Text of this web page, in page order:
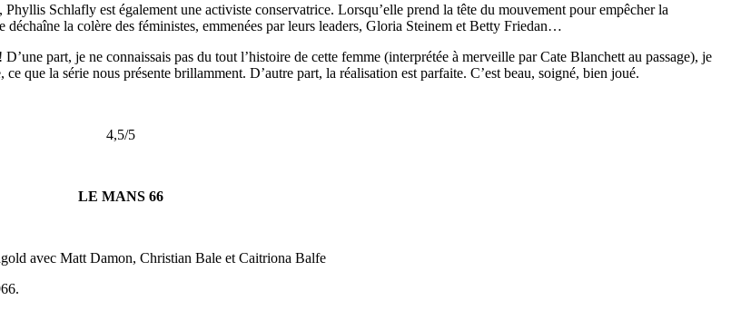
Schlafly est également une activiste conservatrice. Lorsqu’elle prend la tête du mouvement pour empêcher la
la colère des féministes, emmenées par leurs leaders, Gloria Steinem et Betty Friedan…
part, je ne connaissais pas du tout l’histoire de cette femme (interprétée à merveille par Cate Blanchett au passage), je
que la série nous présente brillamment. D’autre part, la réalisation est parfaite. C’est beau, soigné, bien joué.
4,5/5
LE MANS 66
avec Matt Damon, Christian Bale et Caitriona Balfe